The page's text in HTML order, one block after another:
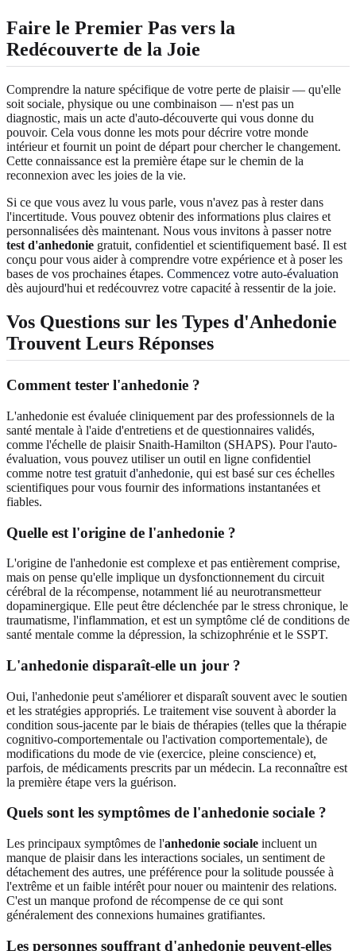
Faire le Premier Pas vers la
Redécouverte de la Joie
Comprendre la nature spécifique de votre perte de plaisir — qu'elle
soit sociale, physique ou une combinaison — n'est pas un
diagnostic, mais un acte d'auto-découverte qui vous donne du
pouvoir. Cela vous donne les mots pour décrire votre monde
intérieur et fournit un point de départ pour chercher le changement.
Cette connaissance est la première étape sur le chemin de la
reconnexion avec les joies de la vie.
Si ce que vous avez lu vous parle, vous n'avez pas à rester dans
l'incertitude. Vous pouvez obtenir des informations plus claires et
personnalisées dès maintenant. Nous vous invitons à passer notre
test d'anhedonie gratuit, confidentiel et scientifiquement basé. Il est
conçu pour vous aider à comprendre votre expérience et à poser les
bases de vos prochaines étapes. Commencez votre auto-évaluation
dès aujourd'hui et redécouvrez votre capacité à ressentir de la joie.
Vos Questions sur les Types d'Anhedonie
Trouvent Leurs Réponses
Comment tester l'anhedonie ?
L'anhedonie est évaluée cliniquement par des professionnels de la
santé mentale à l'aide d'entretiens et de questionnaires validés,
comme l'échelle de plaisir Snaith-Hamilton (SHAPS). Pour l'auto-
évaluation, vous pouvez utiliser un outil en ligne confidentiel
comme notre test gratuit d'anhedonie, qui est basé sur ces échelles
scientifiques pour vous fournir des informations instantanées et
fiables.
Quelle est l'origine de l'anhedonie ?
L'origine de l'anhedonie est complexe et pas entièrement comprise,
mais on pense qu'elle implique un dysfonctionnement du circuit
cérébral de la récompense, notamment lié au neurotransmetteur
dopaminergique. Elle peut être déclenchée par le stress chronique, le
traumatisme, l'inflammation, et est un symptôme clé de conditions de
santé mentale comme la dépression, la schizophrénie et le SSPT.
L'anhedonie disparaît-elle un jour ?
Oui, l'anhedonie peut s'améliorer et disparaît souvent avec le soutien
et les stratégies appropriés. Le traitement vise souvent à aborder la
condition sous-jacente par le biais de thérapies (telles que la thérapie
cognitivo-comportementale ou l'activation comportementale), de
modifications du mode de vie (exercice, pleine conscience) et,
parfois, de médicaments prescrits par un médecin. La reconnaître est
la première étape vers la guérison.
Quels sont les symptômes de l'anhedonie sociale ?
Les principaux symptômes de l'anhedonie sociale incluent un
manque de plaisir dans les interactions sociales, un sentiment de
détachement des autres, une préférence pour la solitude poussée à
l'extrême et un faible intérêt pour nouer ou maintenir des relations.
C'est un manque profond de récompense de ce qui sont
généralement des connexions humaines gratifiantes.
Les personnes souffrant d'anhedonie peuvent-elles